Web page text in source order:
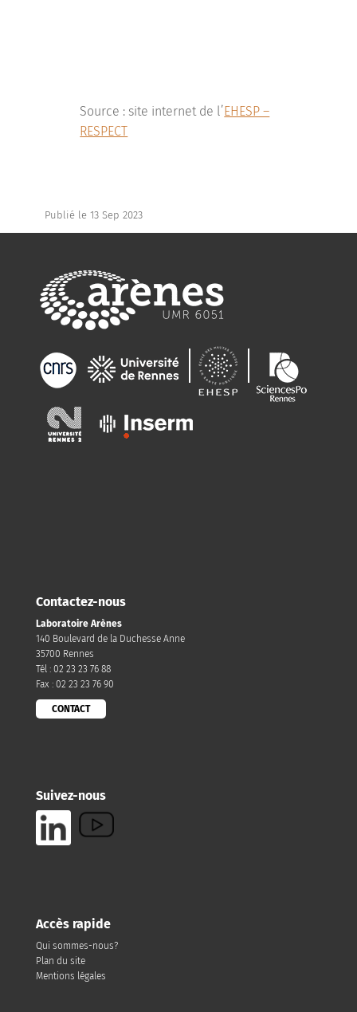
Source : site internet de l’ EHESP –
RESPECT
Publié le 13 Sep 2023
Contactez-nous
Laboratoire Arènes
140 Boulevard de la Duchesse Anne
35700 Rennes
Tél : 02 23 23 76 88
Fax : 02 23 23 76 90
CONTACT
Suivez-nous
Accès rapide
Qui sommes-nous?
Plan du site
Mentions légales